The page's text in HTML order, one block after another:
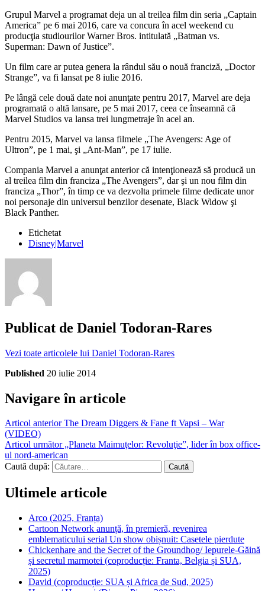
Grupul Marvel a programat deja un al treilea film din seria „Captain
America” pe 6 mai 2016, care va concura în acel weekend cu
producţia studiourilor Warner Bros. intitulată „Batman vs.
Superman: Dawn of Justice”.
Un film care ar putea genera la rândul său o nouă franciză, „Doctor
Strange”, va fi lansat pe 8 iulie 2016.
Pe lângă cele două date noi anunţate pentru 2017, Marvel are deja
programată o altă lansare, pe 5 mai 2017, ceea ce înseamnă că
Marvel Studios va lansa trei lungmetraje în acel an.
Pentru 2015, Marvel va lansa filmele „The Avengers: Age of
Ultron”, pe 1 mai, şi „Ant-Man”, pe 17 iulie.
Compania Marvel a anunţat anterior că intenţionează să producă un
al treilea film din franciza „The Avengers”, dar şi un nou film din
franciza „Thor”, în timp ce va dezvolta primele filme dedicate unor
noi personaje din universul benzilor desenate, Black Widow şi
Black Panther.
Etichetat
Disney|Marvel
Publicat de Daniel Todoran-Rares
Vezi toate articolele lui Daniel Todoran-Rares
Published 20 iulie 2014
Navigare în articole
Articol anteriorThe Dream Diggers & Fane ft Vapsi – War
(VIDEO)
Articol următor„Planeta Maimuţelor: Revoluţie”, lider în box office-
ul nord-american
Caută după:
Ultimele articole
Arco (2025, Franța)
Cartoon Network anunță, în premieră, revenirea
emblematicului serial Un show obișnuit: Casetele pierdute
Chickenhare and the Secret of the Groundhog/ Iepurele-Găină
și secretul marmotei (coproducție: Franta, Belgia și SUA,
2025)
David (coproducție: SUA și Africa de Sud, 2025)